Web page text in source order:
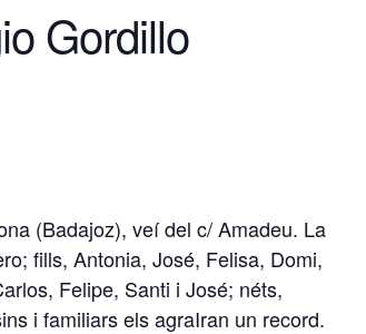
Gordillo
(Badajoz), veí del c/ Amadeu. La
fills, Antonia, José, Felisa, Domi,
Felipe, Santi i José; néts,
i familiars els agraIran un record.